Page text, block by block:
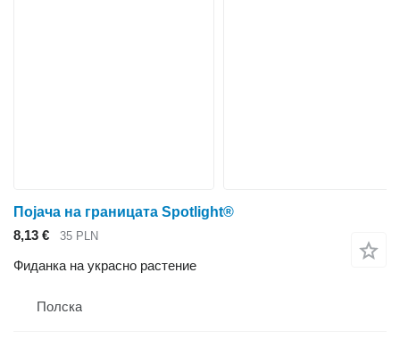
Појача на границата Spotlight®
8,13 €
35 PLN
Фиданка на украсно растение
Полска